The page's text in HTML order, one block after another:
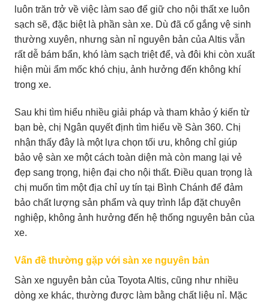
luôn trăn trở về việc làm sao để giữ cho nội thất xe luôn
sạch sẽ, đặc biệt là phần sàn xe. Dù đã cố gắng vệ sinh
thường xuyên, nhưng sàn nỉ nguyên bản của Altis vẫn
rất dễ bám bẩn, khó làm sạch triệt để, và đôi khi còn xuất
hiện mùi ẩm mốc khó chịu, ảnh hưởng đến không khí
trong xe.
Sau khi tìm hiểu nhiều giải pháp và tham khảo ý kiến từ
bạn bè, chị Ngân quyết định tìm hiểu về Sàn 360. Chị
nhận thấy đây là một lựa chọn tối ưu, không chỉ giúp
bảo vệ sàn xe một cách toàn diện mà còn mang lại vẻ
đẹp sang trọng, hiện đại cho nội thất. Điều quan trọng là
chị muốn tìm một địa chỉ uy tín tại Bình Chánh để đảm
bảo chất lượng sản phẩm và quy trình lắp đặt chuyên
nghiệp, không ảnh hưởng đến hệ thống nguyên bản của
xe.
Vấn đề thường gặp với sàn xe nguyên bản
Sàn xe nguyên bản của Toyota Altis, cũng như nhiều
dòng xe khác, thường được làm bằng chất liệu nỉ. Mặc